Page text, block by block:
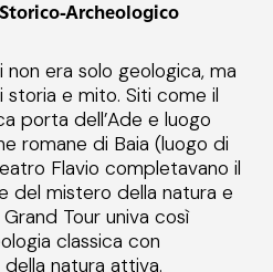
Archeologico
era solo geologica, ma
e mito. Siti come il
porta dell’Ade e luogo
romane di Baia (luogo di
Flavio completavano il
del mistero della natura e
Tour univa così
classica con
della natura attiva.